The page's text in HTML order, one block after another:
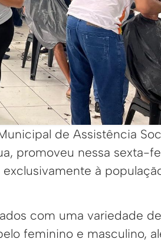
de Assistência
promoveu nessa sexta-
à
com uma variedade de
feminino e masculino,